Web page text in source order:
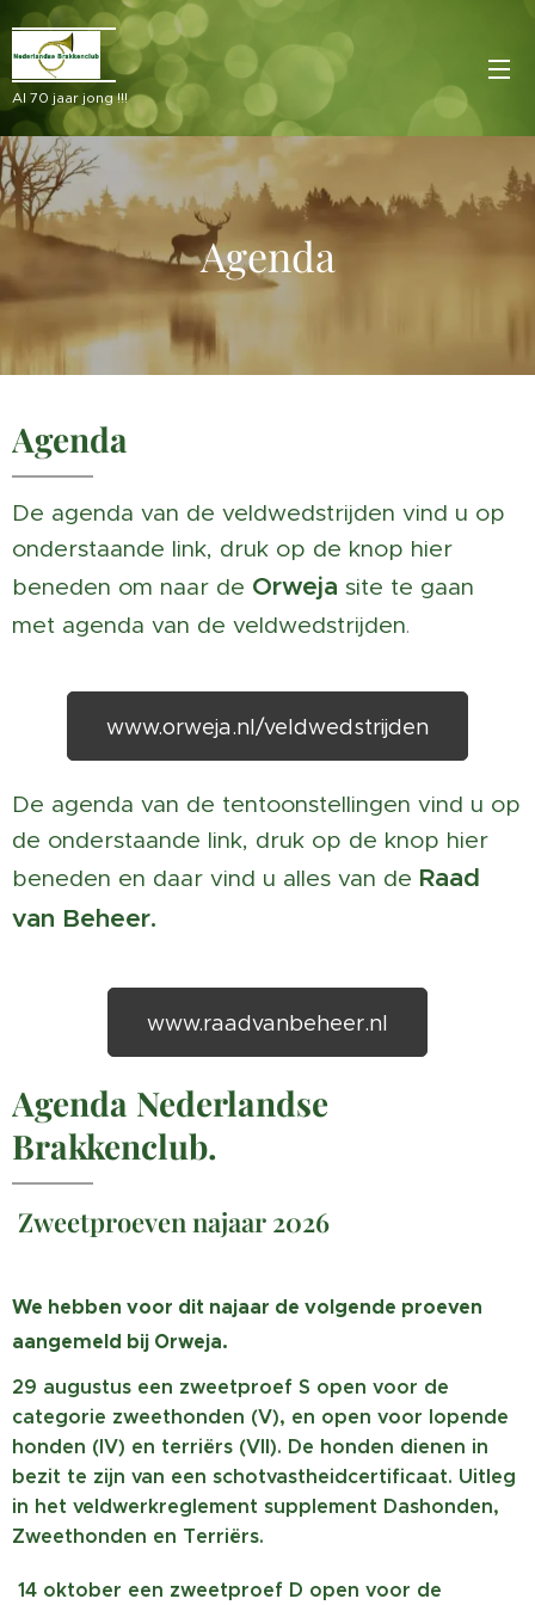
Al 70 jaar jong !!!
Agenda
Agenda
De agenda van de veldwedstrijden vind u op
onderstaande link, druk op de knop hier
beneden om naar de Orweja site te gaan
met agenda van de veldwedstrijden.
www.orweja.nl/veldwedstrijden
De agenda van de tentoonstellingen vind u op
de onderstaande link, druk op de knop hier
beneden en daar vind u alles van de Raad
van Beheer.
www.raadvanbeheer.nl
Agenda Nederlandse
Brakkenclub.
Zweetproeven najaar 2026
We hebben voor dit najaar de volgende proeven
aangemeld bij Orweja.
29 augustus een zweetproef S open voor de
categorie zweethonden (V), en open voor lopende
honden (IV) en terriërs (VII). De honden dienen in
bezit te zijn van een schotvastheidcertificaat. Uitleg
in het veldwerkreglement supplement Dashonden,
Zweethonden en Terriërs.
14 oktober een zweetproef D open voor de